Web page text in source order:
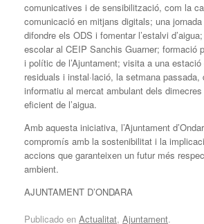
comunicatives i de sensibilització, com la
comunicació en mitjans digitals; una
difondre els ODS i fomentar l’estalvi
escolar al CEIP Sanchis Guarner; formació
i polític de l’Ajuntament; visita a una estació
residuals i instal·lació, la setmana passada,
informatiu al mercat ambulant dels dimecres
eficient de l’aigua.
Amb aquesta iniciativa, l’Ajuntament
compromís amb la sostenibilitat i la
accions que garanteixen un futur més
ambient.
AJUNTAMENT D’ONDARA
Publicado en Actualitat, Ajuntament.